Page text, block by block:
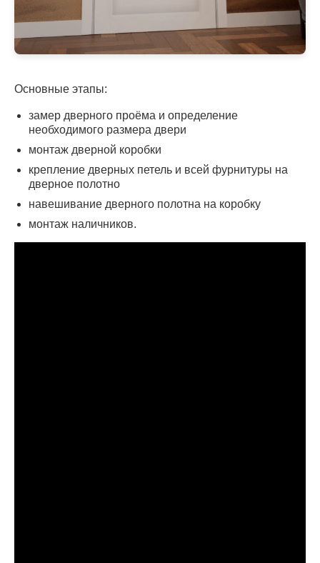
Основные этапы:
замер дверного проёма и определение
необходимого размера двери
монтаж дверной коробки
крепление дверных петель и всей фурнитуры на
дверное полотно
навешивание дверного полотна на коробку
монтаж наличников.